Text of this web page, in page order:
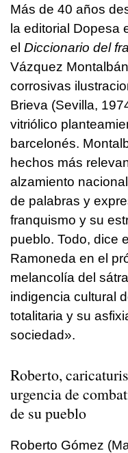
Más de 40 años
la editorial Dopesa
el Diccionario del
Vázquez
corrosivas
Brieva (Sevilla,
vitriólico
barcelonés.
hechos más
alzamiento
de palabras y
franquismo y su
pueblo. Todo, dice
Ramoneda en el
melancolía del
indigencia cultural
totalitaria y su
sociedad».
Roberto,
urgencia de
de su pueblo
Roberto Gómez